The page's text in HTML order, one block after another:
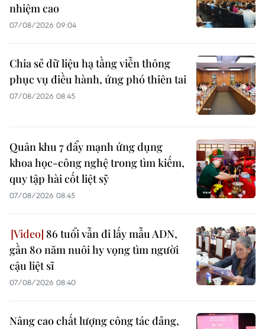
nhiệm cao
07/08/2026 09:04
Chia sẻ dữ liệu hạ tầng viễn thông
phục vụ điều hành, ứng phó thiên tai
07/08/2026 08:45
Quân khu 7 đẩy mạnh ứng dụng
khoa học-công nghệ trong tìm kiếm,
quy tập hài cốt liệt sỹ
07/08/2026 08:45
86 tuổi vẫn đi lấy mẫu ADN,
gần 80 năm nuôi hy vọng tìm người
cậu liệt sĩ
07/08/2026 08:40
Nâng cao chất lượng công tác đảng,